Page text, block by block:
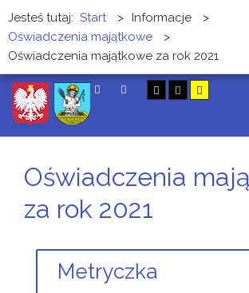
Jesteś tutaj: Start > Informacje
>
Oświadczenia majątkowe
>
Oświadczenia majątkowe za rok 2021
Oświadczenia
za rok 2021
Metryczka